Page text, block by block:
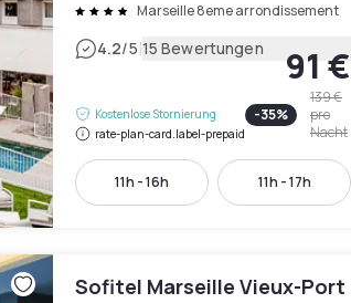
Marseille 8eme arrondissement
4.2/5|15 Bewertungen
Kostenlose Stornierung
rate-plan-card.label-prepaid
91 €
-35%
139 €
pro
Nacht
11h - 16h 11h - 17h
Sofitel Marseille Vieux-Port